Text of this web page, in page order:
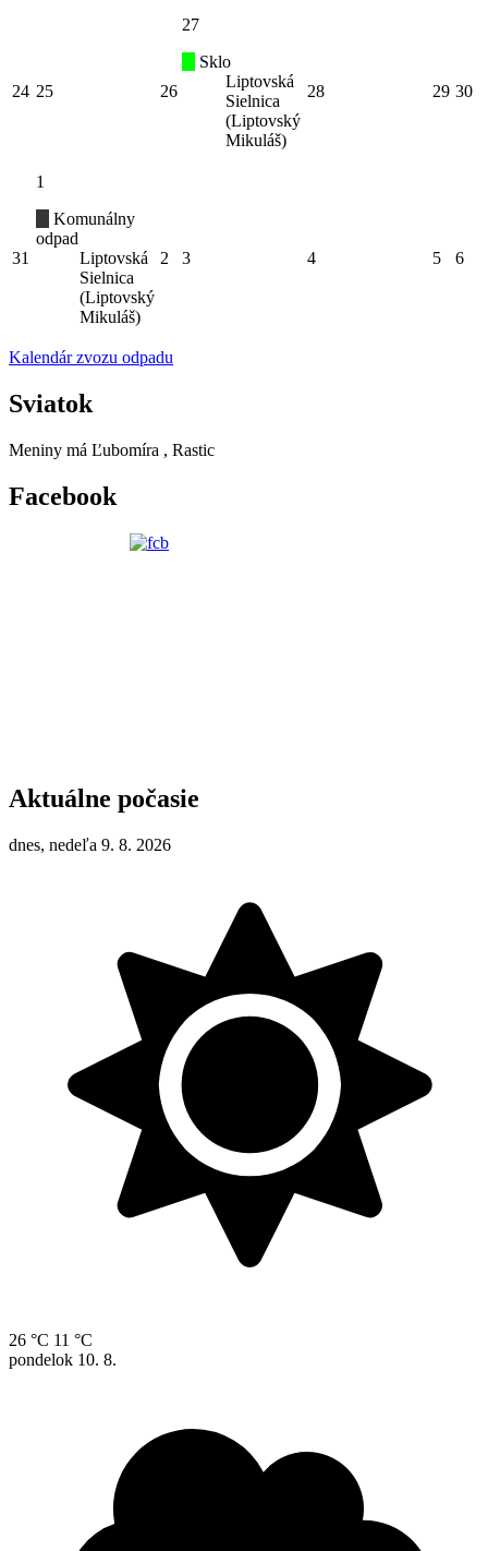
24 25 26
27
Sklo
Liptovská
Sielnica
(Liptovský
Mikuláš)
28 29 30
31
1
Komunálny
odpad
Liptovská
Sielnica
(Liptovský
Mikuláš)
2 3 4 5 6
Kalendár zvozu odpadu
Sviatok
Meniny má Ľubomíra , Rastic
Facebook
Aktuálne počasie
dnes, nedeľa 9. 8. 2026
26 °C 11 °C
pondelok 10. 8.